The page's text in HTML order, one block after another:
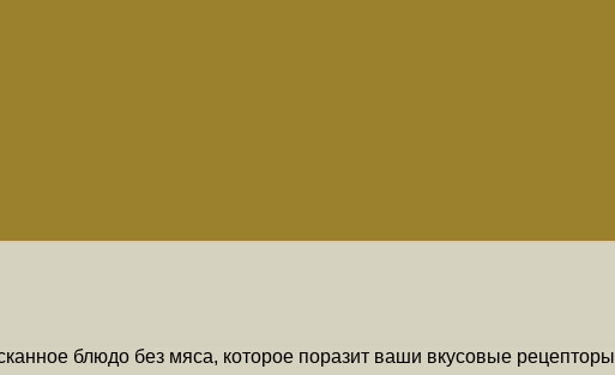
блюдо без мяса, которое поразит ваши вкусовые рецепторы